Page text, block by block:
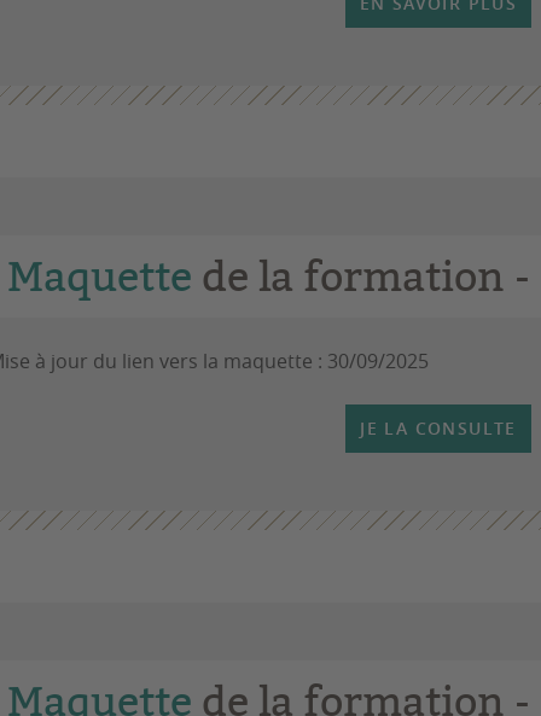
Maquette de la formation -
à jour du lien vers la maquette : 30/09/2025
JE LA CONSULTE
Maquette de la formation -